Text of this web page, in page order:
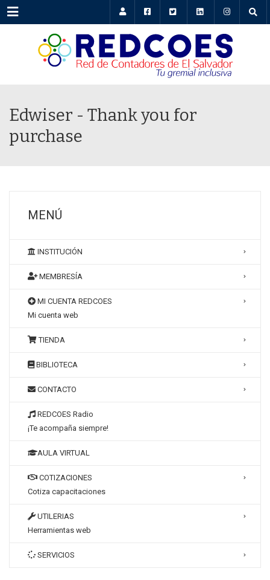
Menu
Edwiser - Thank you for
purchase
MENÚ
INSTITUCIÓN
MEMBRESÍA
MI CUENTA REDCOES
Mi cuenta web
TIENDA
BIBLIOTECA
CONTACTO
REDCOES Radio
¡Te acompaña siempre!
AULA VIRTUAL
COTIZACIONES
Cotiza capacitaciones
UTILERIAS
Herramientas web
SERVICIOS